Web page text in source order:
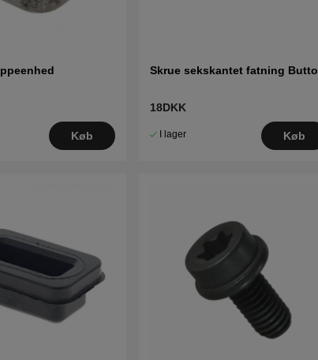
Køb
Skrue sekskantet fatning Butto
18DKK
I lager Køb